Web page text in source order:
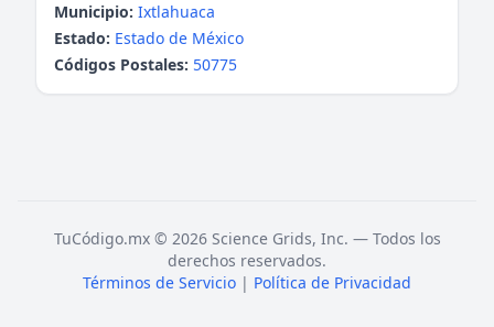
Municipio: Ixtlahuaca
Estado: Estado de México
Códigos Postales: 50775
TuCódigo.mx © 2026 Science Grids, Inc. — Todos los
derechos reservados.
Términos de Servicio | Política de Privacidad